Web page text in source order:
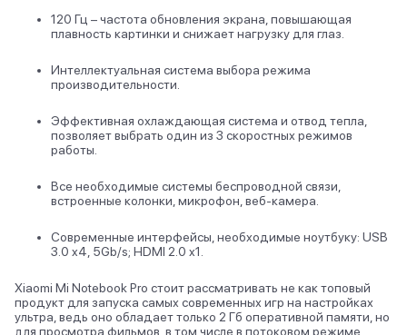
120 Гц – частота обновления экрана, повышающая
плавность картинки и снижает нагрузку для глаз.
Интеллектуальная система выбора режима
производительности.
Эффективная охлаждающая система и отвод тепла,
позволяет выбрать один из 3 скоростных режимов
работы.
Все необходимые системы беспроводной связи,
встроенные колонки, микрофон, веб-камера.
Современные интерфейсы, необходимые ноутбуку: USB
3.0 x4, 5Gb/s; HDMI 2.0 x1.
Xiaomi Mi Notebook Pro стоит рассматривать не как топовый
продукт для запуска самых современных игр на настройках
ультра, ведь оно обладает только 2 Гб оперативной памяти, но
для просмотра фильмов, в том числе в потоковом режиме,